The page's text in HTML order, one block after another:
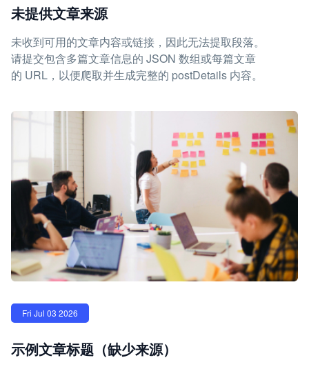
未提供文章来源
未收到可用的文章内容或链接，因此无法提取段落。
请提交包含多篇文章信息的 JSON 数组或每篇文章
的 URL，以便爬取并生成完整的 postDetails 内容。
Fri Jul 03 2026
示例文章标题（缺少来源）